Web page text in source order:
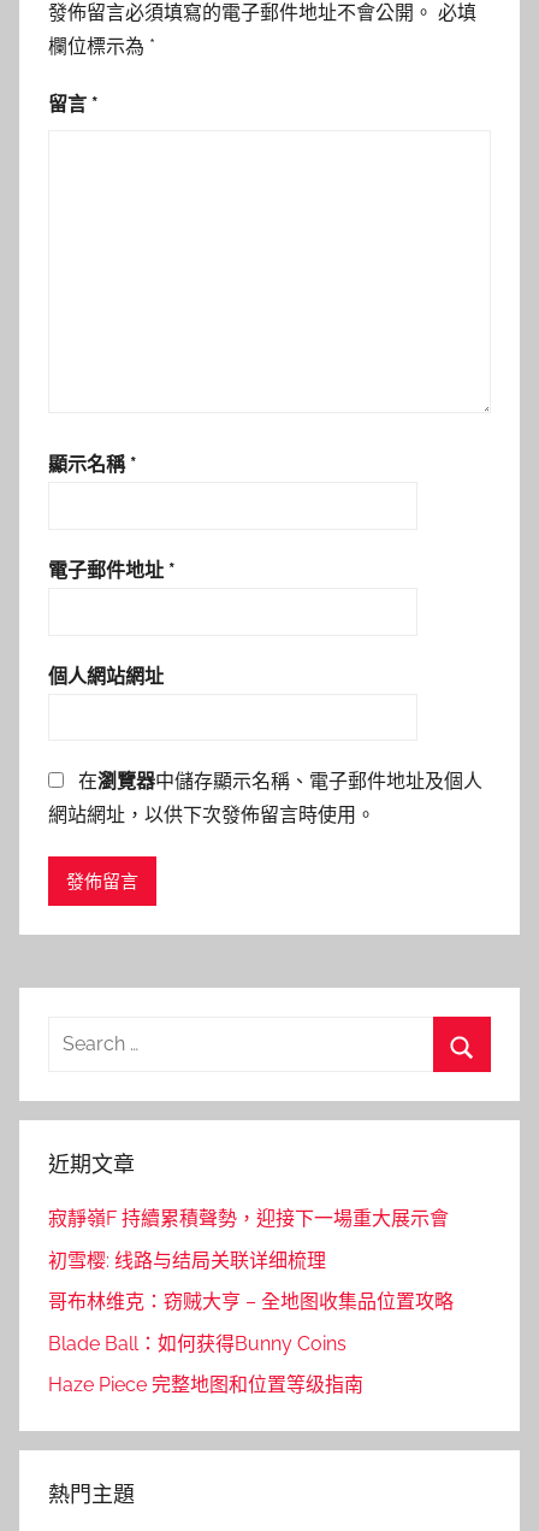
發佈留言必須填寫的電子郵件地址不會公開。 必填
欄位標示為 *
留言 *
顯示名稱 *
電子郵件地址 *
個人網站網址
在瀏覽器中儲存顯示名稱、電子郵件地址及個人
網站網址，以供下次發佈留言時使用。
Search
近期文章
寂靜嶺F 持續累積聲勢，迎接下一場重大展示會
初雪樱: 线路与结局关联详细梳理
哥布林维克：窃贼大亨 – 全地图收集品位置攻略
Blade Ball：如何获得Bunny Coins
Haze Piece 完整地图和位置等级指南
熱門主題